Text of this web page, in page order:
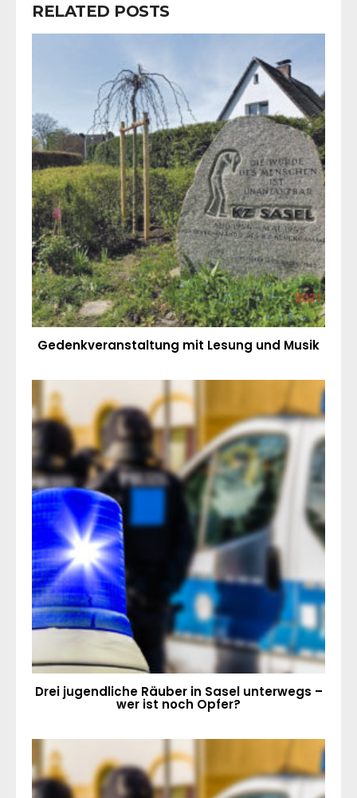
RELATED POSTS
Gedenkveranstaltung mit Lesung und Musik
Drei jugendliche Räuber in Sasel unterwegs –
wer ist noch Opfer?